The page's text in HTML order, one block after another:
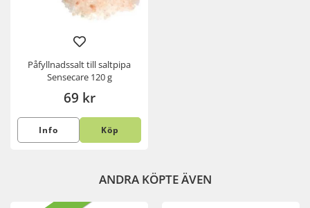
Påfyllnadssalt till saltpipa
Sensecare 120 g
69 kr
Info Köp
ANDRA KÖPTE ÄVEN